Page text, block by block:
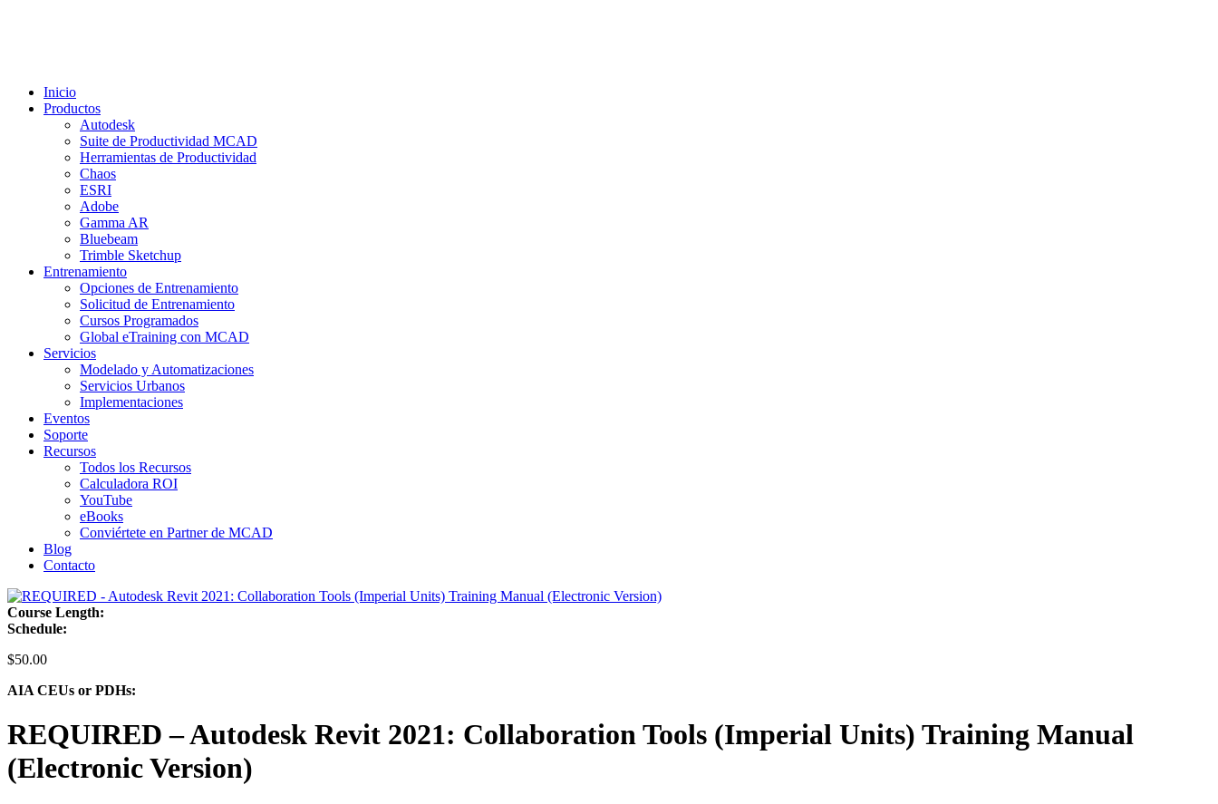
Inicio
Productos
Autodesk
Suite de Productividad MCAD
Herramientas de Productividad
Chaos
ESRI
Adobe
Gamma AR
Bluebeam
Trimble Sketchup
Entrenamiento
Opciones de Entrenamiento
Solicitud de Entrenamiento
Cursos Programados
Global eTraining con MCAD
Servicios
Modelado y Automatizaciones
Servicios Urbanos
Implementaciones
Eventos
Soporte
Recursos
Todos los Recursos
Calculadora ROI
YouTube
eBooks
Conviértete en Partner de MCAD
Blog
Contacto
Course Length:
Schedule:
$50.00
AIA CEUs or PDHs:
REQUIRED – Autodesk Revit 2021: Collaboration Tools (Imperial Units) Training Manual
(Electronic Version)